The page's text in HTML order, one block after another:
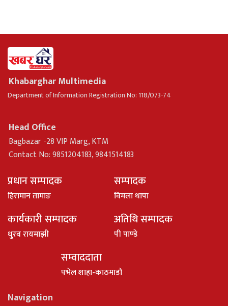
Khabarghar Multimedia
Department of Information Registration No: 118/073-74
Head Office
Bagbazar -28 VIP Marg, KTM
Contact No: 9851204183, 9841514183
प्रधान सम्पादक
हिरामान तामाङ
सम्पादक
विमला थापा
कार्यकारी सम्पादक
धु्रव रायमाझी
अतिथि सम्पादक
पी पाण्डे
सम्वाददाता
पभेल शाहा-काठमाडौ
Navigation